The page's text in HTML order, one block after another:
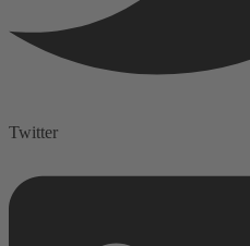
Twitter